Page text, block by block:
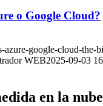
o Google Cloud?
google-cloud-the-
WEB2025-09-03
en la nube